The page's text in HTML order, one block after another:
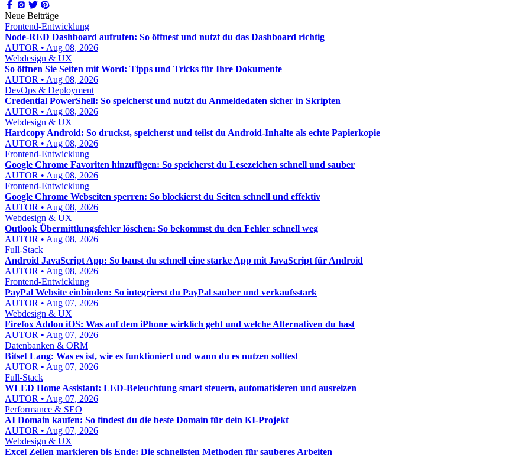
Neue Beiträge
Frontend-Entwicklung
Node-RED Dashboard aufrufen: So öffnest und nutzt du das Dashboard richtig
AUTOR • Aug 08, 2026
Webdesign & UX
So öffnen Sie Seiten mit Word: Tipps und Tricks für Ihre Dokumente
AUTOR • Aug 08, 2026
DevOps & Deployment
Credential PowerShell: So speicherst und nutzt du Anmeldedaten sicher in Skripten
AUTOR • Aug 08, 2026
Webdesign & UX
Hardcopy Android: So druckst, speicherst und teilst du Android-Inhalte als echte Papierkopie
AUTOR • Aug 08, 2026
Frontend-Entwicklung
Google Chrome Favoriten hinzufügen: So speicherst du Lesezeichen schnell und sauber
AUTOR • Aug 08, 2026
Frontend-Entwicklung
Google Chrome Webseiten sperren: So blockierst du Seiten schnell und effektiv
AUTOR • Aug 08, 2026
Webdesign & UX
Outlook Übermittlungsfehler löschen: So bekommst du den Fehler schnell weg
AUTOR • Aug 08, 2026
Full-Stack
Android JavaScript App: So baust du schnell eine starke App mit JavaScript für Android
AUTOR • Aug 08, 2026
Frontend-Entwicklung
PayPal Website einbinden: So integrierst du PayPal sauber und verkaufsstark
AUTOR • Aug 07, 2026
Webdesign & UX
Firefox Addon iOS: Was auf dem iPhone wirklich geht und welche Alternativen du hast
AUTOR • Aug 07, 2026
Datenbanken & ORM
Bitset Lang: Was es ist, wie es funktioniert und wann du es nutzen solltest
AUTOR • Aug 07, 2026
Full-Stack
WLED Home Assistant: LED-Beleuchtung smart steuern, automatisieren und ausreizen
AUTOR • Aug 07, 2026
Performance & SEO
AI Domain kaufen: So findest du die beste Domain für dein KI-Projekt
AUTOR • Aug 07, 2026
Webdesign & UX
Excel Zellen markieren bis Ende: Die schnellsten Methoden für sauberes Arbeiten